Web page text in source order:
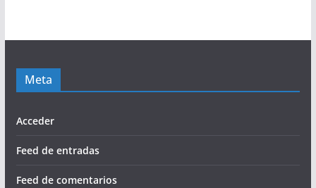
Meta
Acceder
Feed de entradas
Feed de comentarios